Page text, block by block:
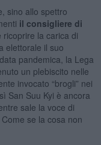
sino allo spettro
il consigliere di
ricoprire la carica di
elettorale il suo
pandemica, la Lega
un plebiscito nelle
invocato “brogli” nei
San Suu Kyi è ancora
sale la voce di
se la cosa non